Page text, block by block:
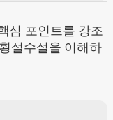
심 포인트를 강조
횡설수설을 이해하